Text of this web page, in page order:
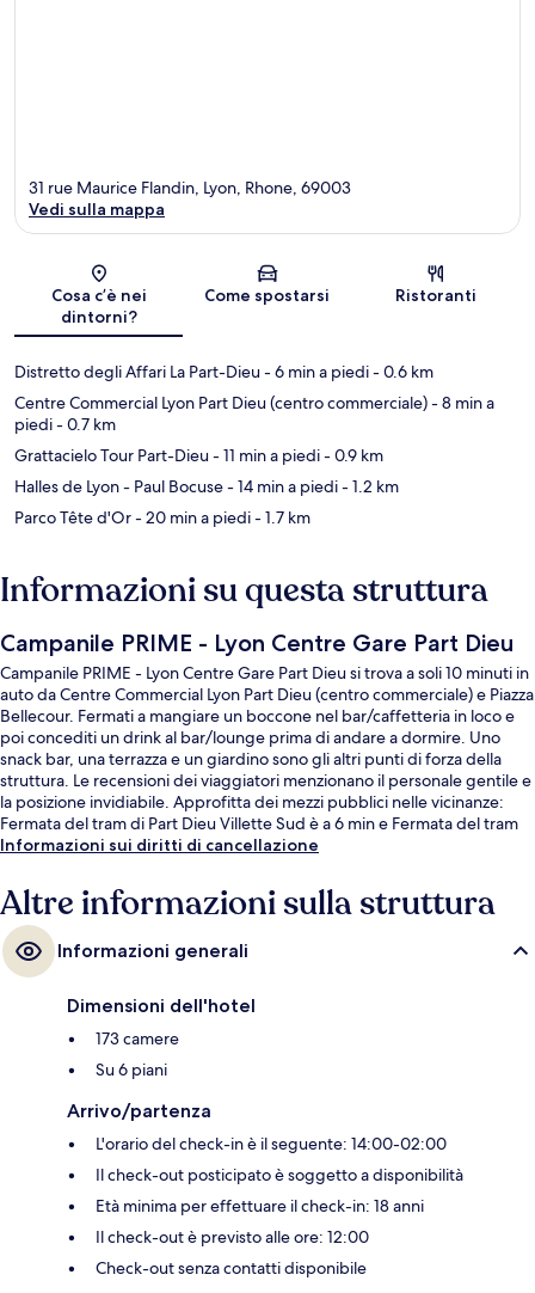
Mappa
31 rue Maurice Flandin, Lyon, Rhone, 69003
Vedi sulla mappa
Cosa c’è nei
dintorni?
Come spostarsi Ristoranti
Distretto degli Affari La Part-Dieu- 6 min a piedi- 0.6 km
Centre Commercial Lyon Part Dieu (centro commerciale)- 8 min a
piedi- 0.7 km
Grattacielo Tour Part-Dieu- 11 min a piedi- 0.9 km
Halles de Lyon - Paul Bocuse- 14 min a piedi- 1.2 km
Parco Tête d'Or- 20 min a piedi- 1.7 km
Informazioni su questa struttura
Campanile PRIME - Lyon Centre Gare Part Dieu
Campanile PRIME - Lyon Centre Gare Part Dieu si trova a soli 10 minuti in
auto da Centre Commercial Lyon Part Dieu (centro commerciale) e Piazza
Bellecour. Fermati a mangiare un boccone nel bar/caffetteria in loco e
poi concediti un drink al bar/lounge prima di andare a dormire. Uno
snack bar, una terrazza e un giardino sono gli altri punti di forza della
struttura. Le recensioni dei viaggiatori menzionano il personale gentile e
la posizione invidiabile. Approfitta dei mezzi pubblici nelle vicinanze:
Fermata del tram di Part Dieu Villette Sud è a 6 min e Fermata del tram
di Lyon-Thiers-Lafayette a 6 min a piedi.
Informazioni sui diritti di cancellazione
Altre informazioni sulla struttura
Informazioni generali
Dimensioni dell'hotel
173 camere
Su 6 piani
Arrivo/partenza
L'orario del check-in è il seguente: 14:00-02:00
Il check-out posticipato è soggetto a disponibilità
Età minima per effettuare il check-in: 18 anni
Il check-out è previsto alle ore: 12:00
Check-out senza contatti disponibile